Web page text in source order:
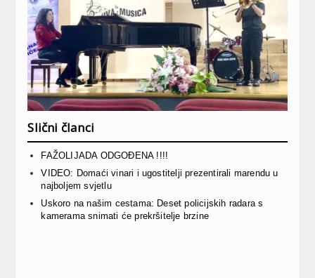
Slični članci
FAŽOLIJADA ODGOĐENA !!!!
VIDEO: Domaći vinari i ugostitelji prezentirali marendu u
najboljem svjetlu
Uskoro na našim cestama: Deset policijskih radara s
kamerama snimati će prekršitelje brzine